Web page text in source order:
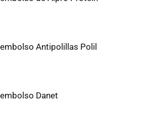
Antipolillas Polil
Danet